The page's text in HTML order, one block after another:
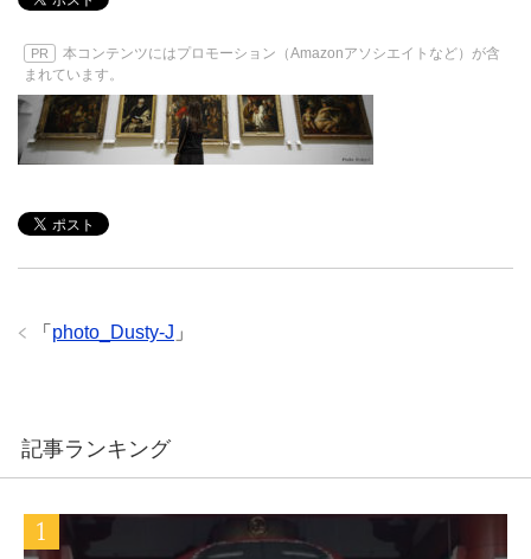
PR
本コンテンツにはプロモーション（Amazonアソシエイトなど）が含
まれています。
「 photo_Dusty-J 」
記事ランキング